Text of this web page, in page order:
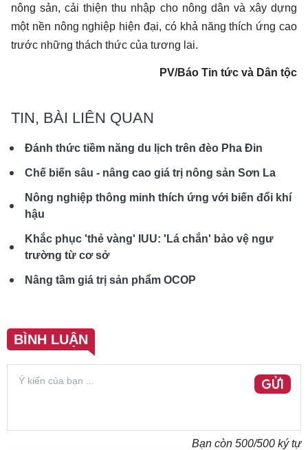
nông sản, cải thiện thu nhập cho nông dân và xây dựng
một nền nông nghiệp hiện đại, có khả năng thích ứng cao
trước những thách thức của tương lai.
PV/Báo Tin tức và Dân tộc
TIN, BÀI LIÊN QUAN
Đánh thức tiềm năng du lịch trên đèo Pha Đin
Chế biến sâu - nâng cao giá trị nông sản Sơn La
Nông nghiệp thông minh thích ứng với biến đổi khí
hậu
Khắc phục 'thẻ vàng' IUU: 'Lá chắn' bảo vệ ngư
trường từ cơ sở
Nâng tầm giá trị sản phẩm OCOP
BÌNH LUẬN
GỬI
Bạn còn 500/500 ký tự